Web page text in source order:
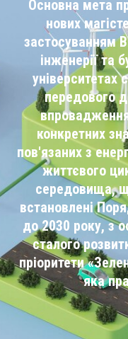
Основна мета
нових
застосуванням
інженерії та
університетах
передового
впровадження
конкретних
пов'язаних з
життєвого
середовища,
встановлені
до 2030 року, з
сталого
пріоритети
яка